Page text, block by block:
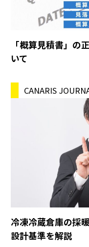
「概算見積書」の
いて
CANARIS
冷凍冷蔵倉庫の採
設計基準を解説